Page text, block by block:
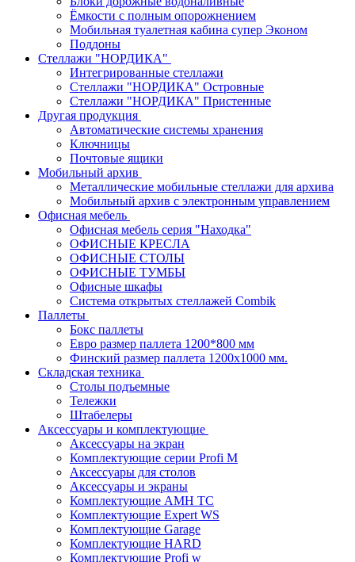
Ёмкости с полным опорожнением
Мобильная туалетная кабина супер Эконом
Поддоны
Стеллажи "НОРДИКА"
Интегрированные стеллажи
Стеллажи "НОРДИКА" Островные
Стеллажи "НОРДИКА" Пристенные
Другая продукция
Автоматические системы хранения
Ключницы
Почтовые ящики
Мобильный архив
Металлические мобильные стеллажи для архива
Мобильный архив с электронным управлением
Офисная мебель
Офисная мебель серия "Находка"
ОФИСНЫЕ КРЕСЛА
ОФИСНЫЕ СТОЛЫ
ОФИСНЫЕ ТУМБЫ
Офисные шкафы
Система открытых стеллажей Combik
Паллеты
Бокс паллеты
Евро размер паллета 1200*800 мм
Финский размер паллета 1200х1000 мм.
Складская техника
Столы подъемные
Тележки
Штабелеры
Аксессуары и комплектующие
Аксессуары на экран
Комплектующие серии Profi M
Аксессуары для столов
Аксессуары и экраны
Комплектующие AMH TC
Комплектующие Expert WS
Комплектующие Garage
Комплектующие HARD
Комплектующие Profi w